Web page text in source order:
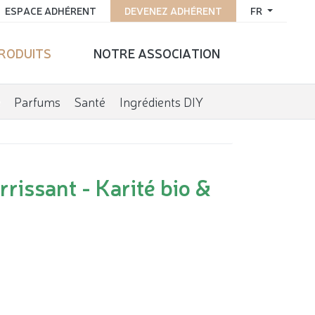
FR
DEVENEZ ADHÉRENT
ESPACE ADHÉRENT
NOTRE ASSOCIATION
Parfums Santé Ingrédients DIY
- Karité bio &